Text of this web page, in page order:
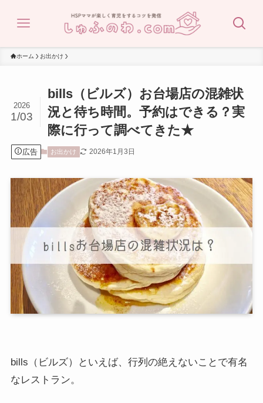
ホーム お出かけ
bills（ビルズ）お台場店の混雑状
況と待ち時間。予約はできる？実
際に行って調べてきた★
2026
1/03
広告 お出かけ 2026年1月3日
bills（ビルズ）といえば、行列の絶えないことで有名
なレストラン。